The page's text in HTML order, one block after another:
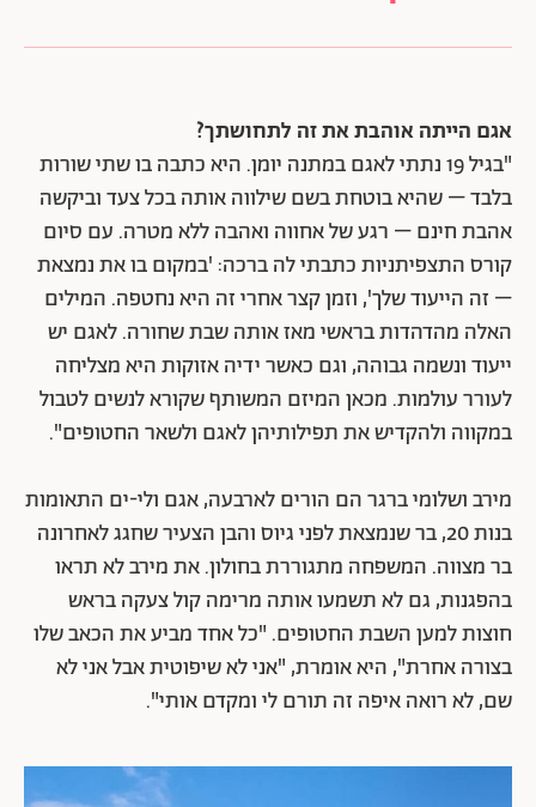
אגם הייתה אוהבת את זה לתחושתך?
"בגיל 19 נתתי לאגם במתנה יומן. היא כתבה בו שתי שורות
בלבד – שהיא בוטחת בשם שילווה אותה בכל צעד וביקשה
אהבת חינם – רגע של אחווה ואהבה ללא מטרה. עם סיום
קורס התצפיתניות כתבתי לה ברכה: 'במקום בו את נמצאת
– זה הייעוד שלך', וזמן קצר אחרי זה היא נחטפה. המילים
האלה מהדהדות בראשי מאז אותה שבת שחורה. לאגם יש
ייעוד ונשמה גבוהה, וגם כאשר ידיה אזוקות היא מצליחה
לעורר עולמות. מכאן המיזם המשותף שקורא לנשים לטבול
במקווה ולהקדיש את תפילותיהן לאגם ולשאר החטופים".
מירב ושלומי ברגר הם הורים לארבעה, אגם ולי-ים התאומות
בנות 20, בר שנמצאת לפני גיוס והבן הצעיר שחגג לאחרונה
בר מצווה. המשפחה מתגוררת בחולון. את מירב לא תראו
בהפגנות, גם לא תשמעו אותה מרימה קול צעקה בראש
חוצות למען השבת החטופים. "כל אחד מביע את הכאב שלו
בצורה אחרת", היא אומרת, "אני לא שיפוטית אבל אני לא
שם, לא רואה איפה זה תורם לי ומקדם אותי".